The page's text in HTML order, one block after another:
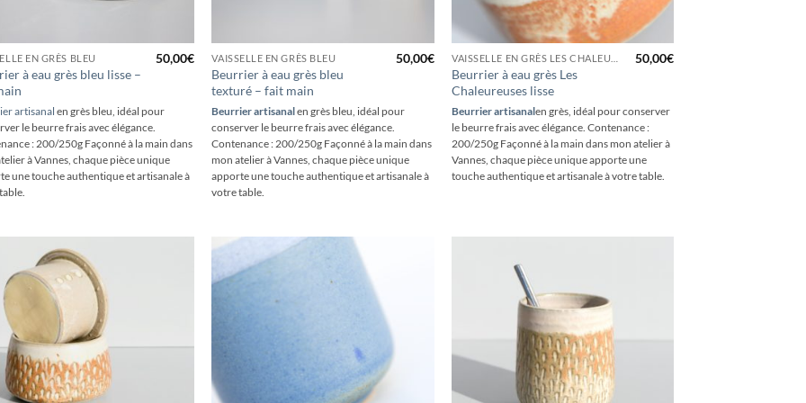
EN GRÈS BLEU
à eau grès bleu lisse –
50,00€
artisanal en grès bleu, idéal pour
le beurre frais avec élégance.
: 200/250g Façonné à la main dans
à Vannes, chaque pièce unique
une touche authentique et artisanale à
VAISSELLE EN GRÈS BLEU
Beurrier à eau grès bleu
texturé – fait main
50,00€
Beurrier artisanalen grès bleu, idéal pour
conserver le beurre frais avec élégance.
Contenance : 200/250g Façonné à la main dans
mon atelier à Vannes, chaque pièce unique
apporte une touche authentique et artisanale à
votre table.
Beurrier à eau grès Les
Chaleureuses lisse
50,00€
Beurrier artisanalen grès, idéal pour conserver
le beurre frais avec élégance. Contenance :
200/250g Façonné à la main dans mon atelier à
Vannes, chaque pièce unique apporte une
touche authentique et artisanale à votre table.